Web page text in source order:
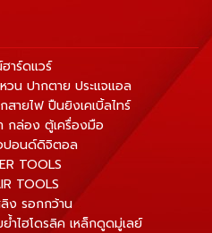
าร์ดแวร์
วน ปากตาย ประแจแอล
ายไฟ ปืนยิงเคเบิ้ลไทร์
กล่อง ตู้เครื่องมือ
ปอนด์ดิจิตอล
TOOLS
TOOLS
ง รอกกว้าน
ำไฮโดรลิค เหล็กดูดมู่เลย์